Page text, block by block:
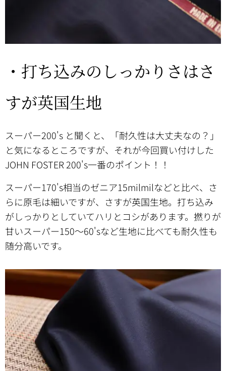
・打ち込みのしっかりさはさ
すが英国生地
スーパー200's と聞くと、「耐久性は大丈夫なの？」
と気になるところですが、それが今回買い付けした
JOHN FOSTER 200's一番のポイント！！
スーパー170's相当のゼニア15milmilなどと比べ、さ
らに原毛は細いですが、さすが英国生地。打ち込み
がしっかりとしていてハリとコシがあります。撚りが
甘いスーパー150～60'sなど生地に比べても耐久性も
随分高いです。